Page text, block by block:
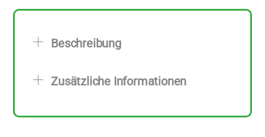
Beschreibung
Zusätzliche Informationen